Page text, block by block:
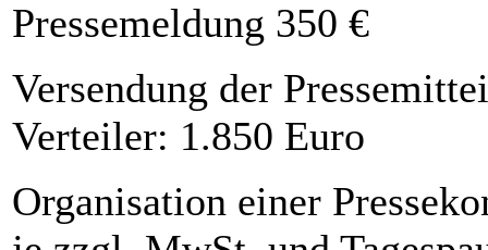
Pressemeldung 350 €
Versendung der
Verteiler: 1.850 Euro
Organisation einer